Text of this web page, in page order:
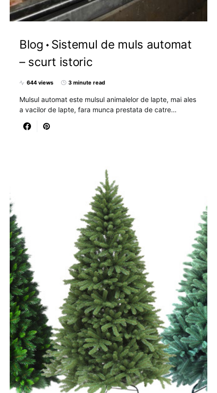
Blog
Sistemul de muls automat
– scurt istoric
644 views 3 minute read
Mulsul automat este mulsul animalelor de lapte, mai ales
a vacilor de lapte, fara munca prestata de catre…